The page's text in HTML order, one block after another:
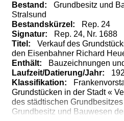
Bestand:
Grundbesitz und
Stralsund
Bestandskürzel:
Rep. 24
Signatur:
Rep. 24, Nr. 1688
Titel:
Verkauf des
den Eisenbahner Richard
Enthält:
Bauzeichnungen
Laufzeit/Datierung/Jahr:
Klassifikation:
Grundstücken in der Stadt «
des städtischen
Grundbesitz und Bauwesen